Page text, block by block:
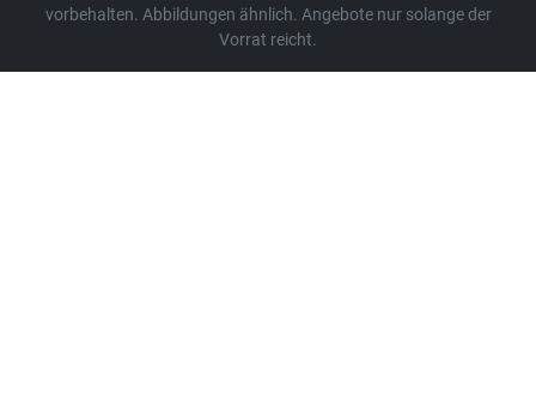
vorbehalten. Abbildungen ähnlich. Angebote nur solange der
Vorrat reicht.